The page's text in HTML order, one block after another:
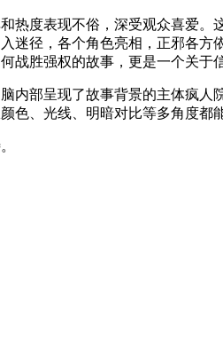
度表现不俗，深受观众喜爱。
迷径，各个角色亮相，正邪各方
战胜强权的故事，更是一个关于
部呈现了故事背景的主体疯人
、光线、明暗对比等多角度都